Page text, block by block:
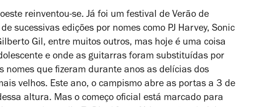
reinventou-se. Já foi um festival de Verão de
sucessivas edições por nomes como PJ Harvey, Sonic
Gil, entre muitos outros, mas hoje é uma coisa
e onde as guitarras foram substituídas por
nomes que fizeram durante anos as delícias dos
velhos. Este ano, o campismo abre as portas a 3 de
altura. Mas o começo oficial está marcado para